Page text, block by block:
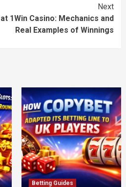
Next
1Win Casino: Mechanics and
Real Examples of Winnings
Betting Guides